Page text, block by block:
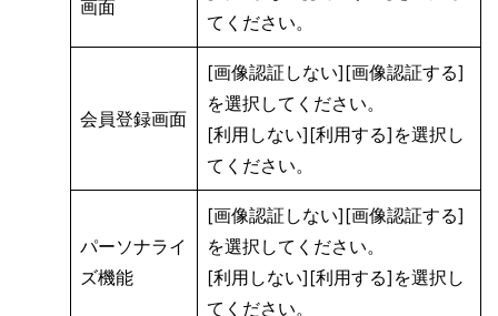
画面
てください。
会員登録画面
[画像認証しない][画像認証する]
を選択してください。
[利用しない][利用する]を選択し
てください。
パーソナライ
ズ機能
[画像認証しない][画像認証する]
を選択してください。
[利用しない][利用する]を選択し
てください。